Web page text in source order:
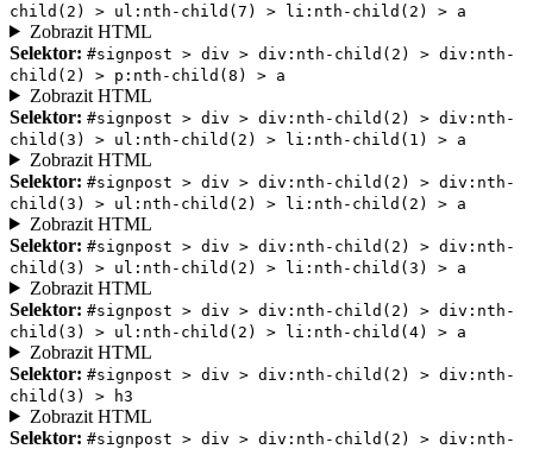
child(2) > ul:nth-child(7) > li:nth-child(2) > a
Zobrazit HTML
Selektor: #signpost > div > div:nth-child(2) > div:nth-
child(2) > p:nth-child(8) > a
Zobrazit HTML
Selektor: #signpost > div > div:nth-child(2) > div:nth-
child(3) > ul:nth-child(2) > li:nth-child(1) > a
Zobrazit HTML
Selektor: #signpost > div > div:nth-child(2) > div:nth-
child(3) > ul:nth-child(2) > li:nth-child(2) > a
Zobrazit HTML
Selektor: #signpost > div > div:nth-child(2) > div:nth-
child(3) > ul:nth-child(2) > li:nth-child(3) > a
Zobrazit HTML
Selektor: #signpost > div > div:nth-child(2) > div:nth-
child(3) > ul:nth-child(2) > li:nth-child(4) > a
Zobrazit HTML
Selektor: #signpost > div > div:nth-child(2) > div:nth-
child(3) > h3
Zobrazit HTML
Selektor: #signpost > div > div:nth-child(2) > div:nth-